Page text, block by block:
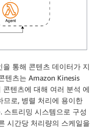
을 통해 콘텐츠 데이터가 지
텐츠는 Amazon Kinesis
텐츠에 대해 여러 분석 에
므로, 병렬 처리에 용이한
스트리밍 시스템으로 구성
시간당 처리량의 스케일을